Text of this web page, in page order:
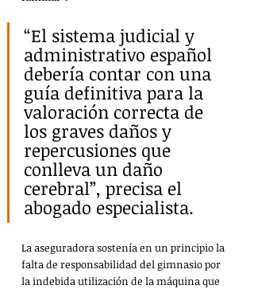
“El sistema judicial y
administrativo español
debería contar con una
guía definitiva para la
valoración correcta de
los graves daños y
repercusiones que
conlleva un daño
cerebral”, precisa el
abogado especialista.
La aseguradora sostenía en un principio la
falta de responsabilidad del gimnasio por
la indebida utilización de la máquina que